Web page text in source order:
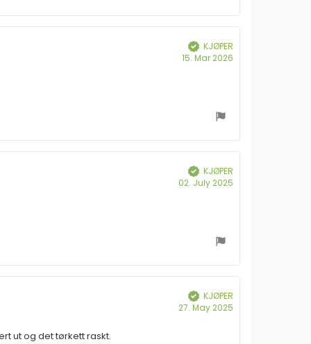
Verifisert
KJØPER
15. Mar 2026
Verifisert
KJØPER
02. July 2025
Verifisert
KJØPER
27. May 2025
ut og det tørkett raskt.